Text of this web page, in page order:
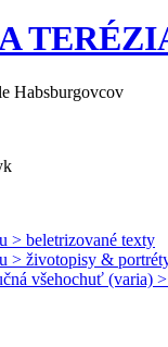
Habsburgovcov
> beletrizované texty
> životopisy &
všehochuť (varia)